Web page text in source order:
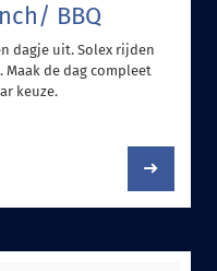
BBQ
dagje uit. Solex rijden
de dag compleet
keuze.